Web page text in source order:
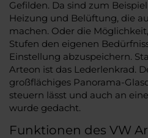
Gefilden. Da sind zum
Heizung und Belüftung, die
machen. Oder die
Stufen den eigenen
Einstellung abzuspeichern.
Arteon ist das Lederlenkrad.
großflächiges Panorama-
steuern lässt und auch an
wurde gedacht.
Funktionen des VW